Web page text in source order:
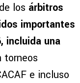
los árbitros
importantes
incluida una
torneos
e incluso